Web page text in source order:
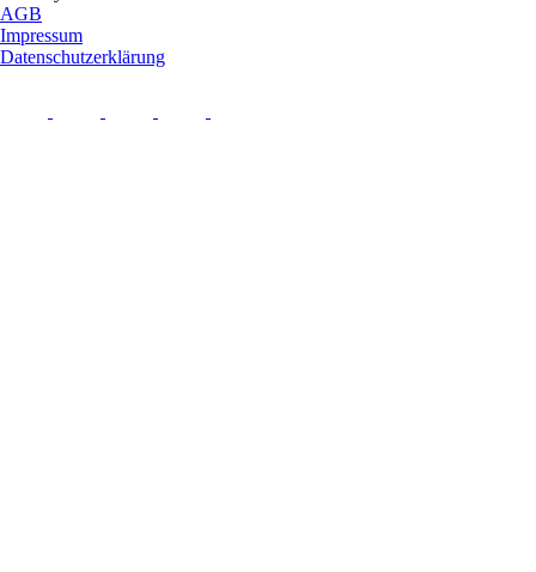
AGB
Impressum
Datenschutzerklärung